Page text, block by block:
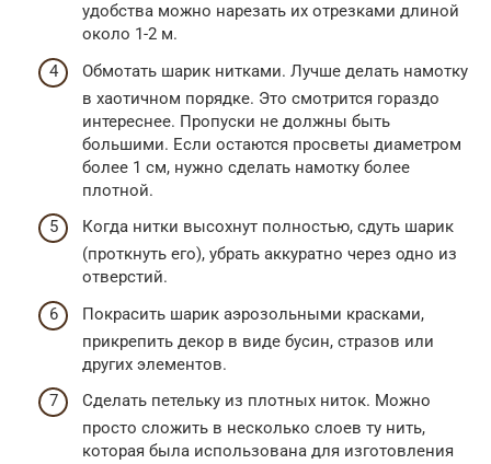
удобства можно нарезать их отрезками длиной
около 1-2 м.
Обмотать шарик нитками. Лучше делать намотку
в хаотичном порядке. Это смотрится гораздо
интереснее. Пропуски не должны быть
большими. Если остаются просветы диаметром
более 1 см, нужно сделать намотку более
плотной.
Когда нитки высохнут полностью, сдуть шарик
(проткнуть его), убрать аккуратно через одно из
отверстий.
Покрасить шарик аэрозольными красками,
прикрепить декор в виде бусин, стразов или
других элементов.
Сделать петельку из плотных ниток. Можно
просто сложить в несколько слоев ту нить,
которая была использована для изготовления